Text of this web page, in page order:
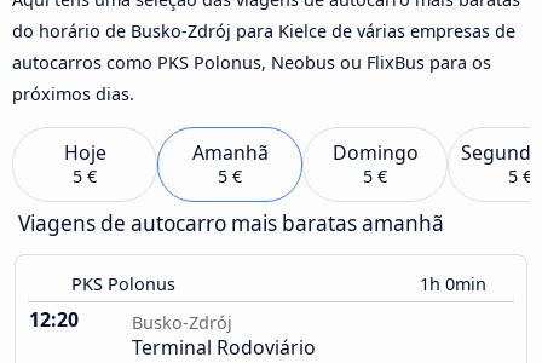
do horário de Busko-Zdrój para Kielce de várias empresas de
autocarros como PKS Polonus, Neobus ou FlixBus para os
próximos dias.
Hoje
5 €
Amanhã
5 €
Domingo
5 € 5 €
Viagens de autocarro mais baratas amanhã
PKS Polonus 1h 0min
12:20 Busko-Zdrój
Terminal Rodoviário